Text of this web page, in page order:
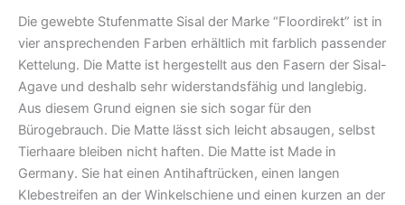
Die gewebte Stufenmatte Sisal der Marke “Floordirekt” ist in
vier ansprechenden Farben erhältlich mit farblich passender
Kettelung. Die Matte ist hergestellt aus den Fasern der Sisal-
Agave und deshalb sehr widerstandsfähig und langlebig.
Aus diesem Grund eignen sie sich sogar für den
Bürogebrauch. Die Matte lässt sich leicht absaugen, selbst
Tierhaare bleiben nicht haften. Die Matte ist Made in
Germany. Sie hat einen Antihaftrücken, einen langen
Klebestreifen an der Winkelschiene und einen kurzen an der